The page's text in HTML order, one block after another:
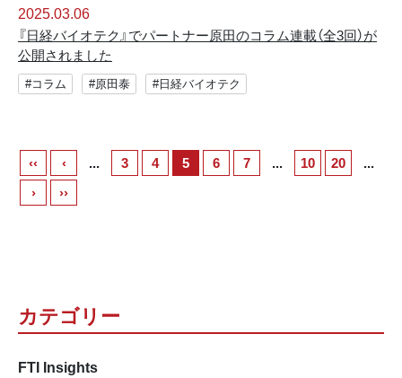
カテゴリー
FTI Insights
2025.03.06
『日経バイオテク』でパートナー原田のコラム連載（全3回）が
公開されました
#コラム #原田泰 #日経バイオテク
‹‹ ‹ ... 3 4 5 6 7 ... 10 20
...
›
››